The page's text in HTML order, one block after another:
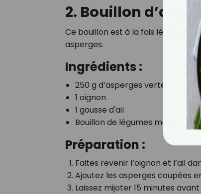
2. Bouillon
Ce bouillon est à la fois léger et
asperges.
Ingrédients :
250 g d’asperges vertes
1 oignon
1 gousse d'ail
Bouillon de légumes maison ou
Préparation :
Faites revenir l’oignon et l’ail
Ajoutez les asperges coupées
Laissez mijoter 15 minutes